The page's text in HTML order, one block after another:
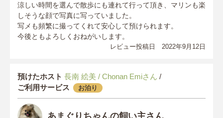
涼しい時間を選んで散歩にも連れて行って頂き、マリンも楽
しそうな顔で写真に写っていました。
写メも頻繁に撮ってくれて安心して預けられます。
今後ともよろしくおねがいします。
レビュー投稿日 2022年9月12日
預けたホスト 長南 絵美 / Chonan Emiさん /
ご利用サービス
お泊り
あまぐりちゃんの飼い主さん